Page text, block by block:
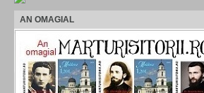
AN OMAGIAL